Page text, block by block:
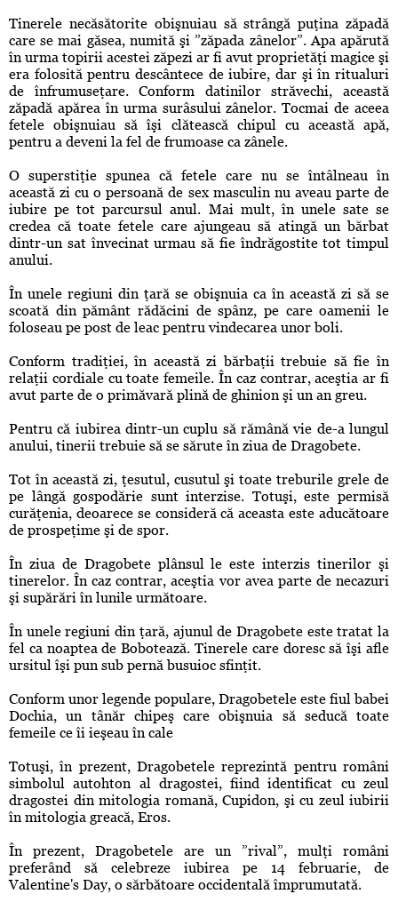
Tinerele necăsătorite obişnuiau să strângă puţina zăpadă
care se mai găsea, numită şi ”zăpada zânelor”. Apa apărută
în urma topirii acestei zăpezi ar fi avut proprietăţi magice şi
era folosită pentru descântece de iubire, dar şi în ritualuri
de înfrumuseţare. Conform datinilor străvechi, această
zăpadă apărea în urma surâsului zânelor. Tocmai de aceea
fetele obişnuiau să îşi clătească chipul cu această apă,
pentru a deveni la fel de frumoase ca zânele.
O superstiţie spunea că fetele care nu se întâlneau în
această zi cu o persoană de sex masculin nu aveau parte de
iubire pe tot parcursul anul. Mai mult, în unele sate se
credea că toate fetele care ajungeau să atingă un bărbat
dintr-un sat învecinat urmau să fie îndrăgostite tot timpul
anului.
În unele regiuni din ţară se obişnuia ca în această zi să se
scoată din pământ rădăcini de spânz, pe care oamenii le
foloseau pe post de leac pentru vindecarea unor boli.
Conform tradiţiei, în această zi bărbaţii trebuie să fie în
relaţii cordiale cu toate femeile. În caz contrar, aceştia ar fi
avut parte de o primăvară plină de ghinion şi un an greu.
Pentru că iubirea dintr-un cuplu să rămână vie de-a lungul
anului, tinerii trebuie să se sărute în ziua de Dragobete.
Tot în această zi, ţesutul, cusutul şi toate treburile grele de
pe lângă gospodărie sunt interzise. Totuşi, este permisă
curăţenia, deoarece se consideră că aceasta este aducătoare
de prospeţime şi de spor.
În ziua de Dragobete plânsul le este interzis tinerilor şi
tinerelor. În caz contrar, aceştia vor avea parte de necazuri
şi supărări în lunile următoare.
În unele regiuni din ţară, ajunul de Dragobete este tratat la
fel ca noaptea de Bobotează. Tinerele care doresc să îşi afle
ursitul îşi pun sub pernă busuioc sfinţit.
Conform unor legende populare, Dragobetele este fiul babei
Dochia, un tânăr chipeş care obişnuia să seducă toate
femeile ce îi ieşeau în cale
Totuşi, în prezent, Dragobetele reprezintă pentru români
simbolul autohton al dragostei, fiind identificat cu zeul
dragostei din mitologia romană, Cupidon, şi cu zeul iubirii
în mitologia greacă, Eros.
În prezent, Dragobetele are un ”rival”, mulţi români
preferând să celebreze iubirea pe 14 februarie, de
Valentine's Day, o sărbătoare occidentală împrumutată.